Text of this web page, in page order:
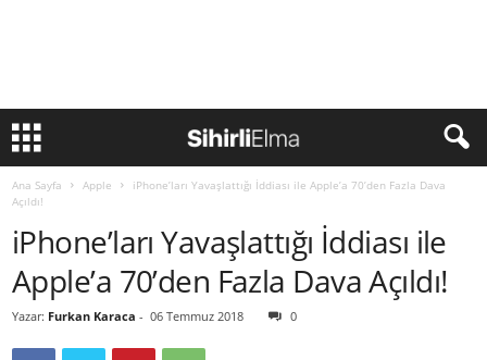
Ana Sayfa Apple
iPhone’ları Yavaşlattığı İddiası ile Apple’a 70’den Fazla Dava
Açıldı!
iPhone’ları Yavaşlattığı İddiası ile
Apple’a 70’den Fazla Dava Açıldı!
Yazar: Furkan Karaca - 06 Temmuz 2018 0